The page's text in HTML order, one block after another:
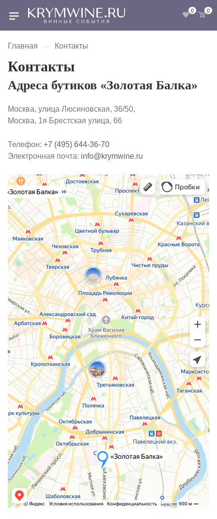
0 0
Главная — Контакты
Контакты
Адреса бутиков «Золотая Балка»
Москва, улица Люсиновская, 36/50,
Москва, 1я Брестская улица, 66
Телефон: +7 (495) 644-36-70
Электронная почта: info@krymwine.ru